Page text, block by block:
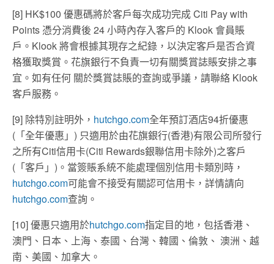
[8] HK$100 優惠碼將於客戶每次成功完成 Citi Pay with
Points 憑分消費後 24 小時內存入客戶的 Klook 會員賬
戶。Klook 將會根據其現存之紀錄，以決定客戶是否合資
格獲取獎賞。花旗銀行不負責一切有關獎賞誌賬安排之事
宜。如有任何 關於獎賞誌賬的查詢或爭議，請聯絡 Klook
客戶服務。
[9] 除特別註明外， hutchgo.com全年預訂酒店94折優惠
(「全年優惠」) 只適用於由花旗銀行(香港)有限公司所發行
之所有Citi信用卡(Citi Rewards銀聯信用卡除外)之客戶
(「客戶」)。當簽賬系統不能處理個別信用卡類別時，
hutchgo.com可能會不接受有關認可信用卡，詳情請向
hutchgo.com查詢。
[10] 優惠只適用於hutchgo.com指定目的地，包括香港、
澳門、日本、上海、泰國、台灣、韓國、倫敦、 澳洲、越
南、美國、加拿大。